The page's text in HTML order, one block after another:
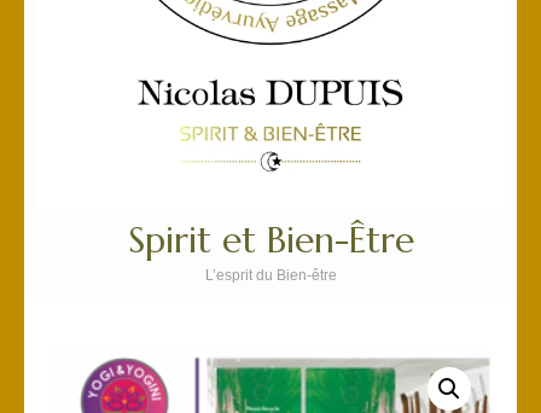
Spirit et Bien-Être
L’esprit du Bien-être